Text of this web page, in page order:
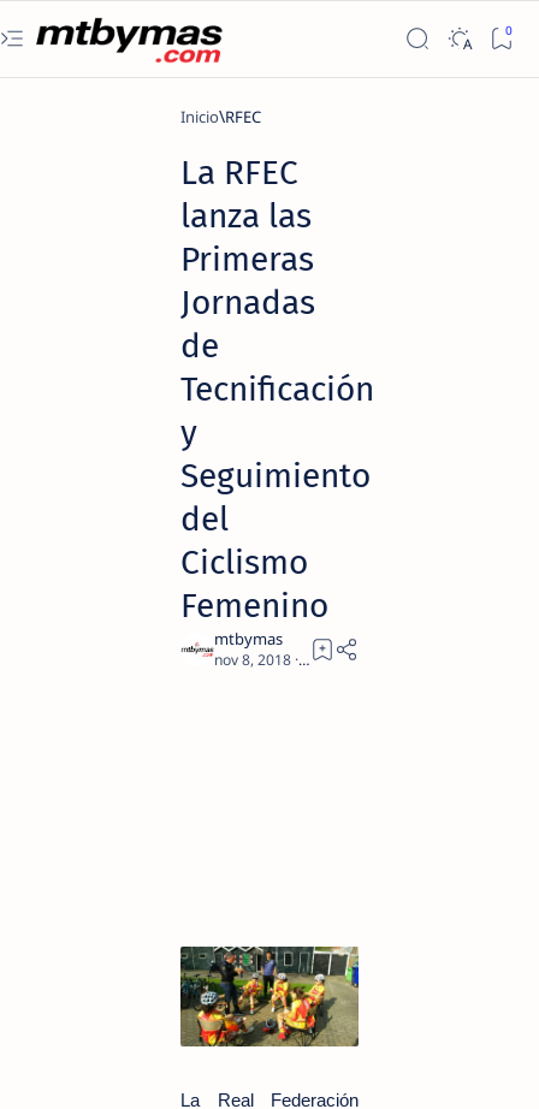
Inicio RFEC
La RFEC
lanza las
Primeras
Jornadas
de
Tecnificación
y
Seguimiento
del
Ciclismo
Femenino
1
La Real Federación